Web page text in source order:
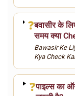
❓बवासीर के
समय क्या
Bawasir Ke
Kya Check
❓पाइल्स का